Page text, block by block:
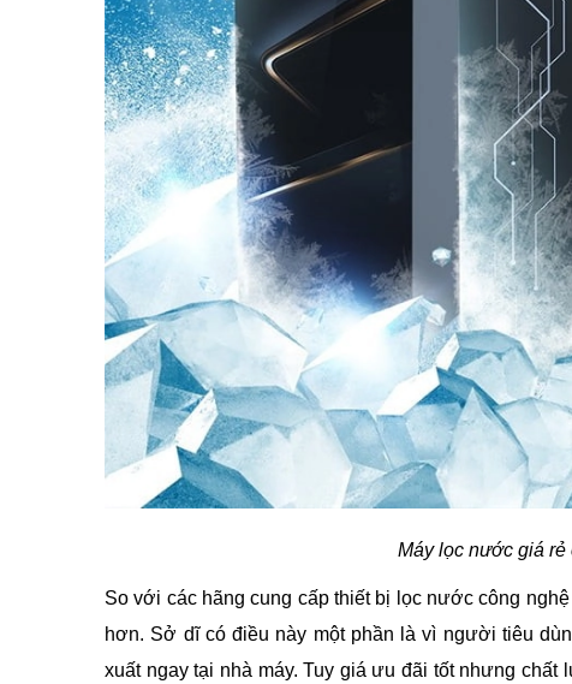
Máy lọc nước giá rẻ
So với các hãng cung cấp thiết bị lọc nước công
hơn. Sở dĩ có điều này một phần là vì người tiêu
xuất ngay tại nhà máy. Tuy giá ưu đãi tốt nhưng